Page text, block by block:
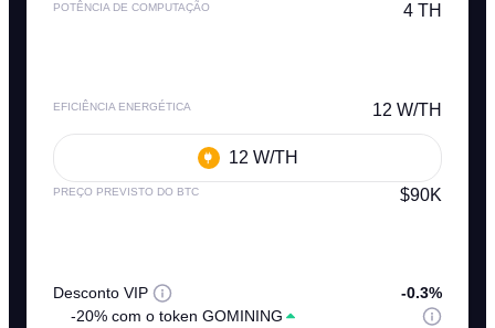
POTÊNCIA DE COMPUTAÇÃO 4 TH
EFICIÊNCIA ENERGÉTICA 12 W/TH
12 W/TH
PREÇO PREVISTO DO BTC $90K
Desconto VIP
-0.3%
-20% com o token GOMINING